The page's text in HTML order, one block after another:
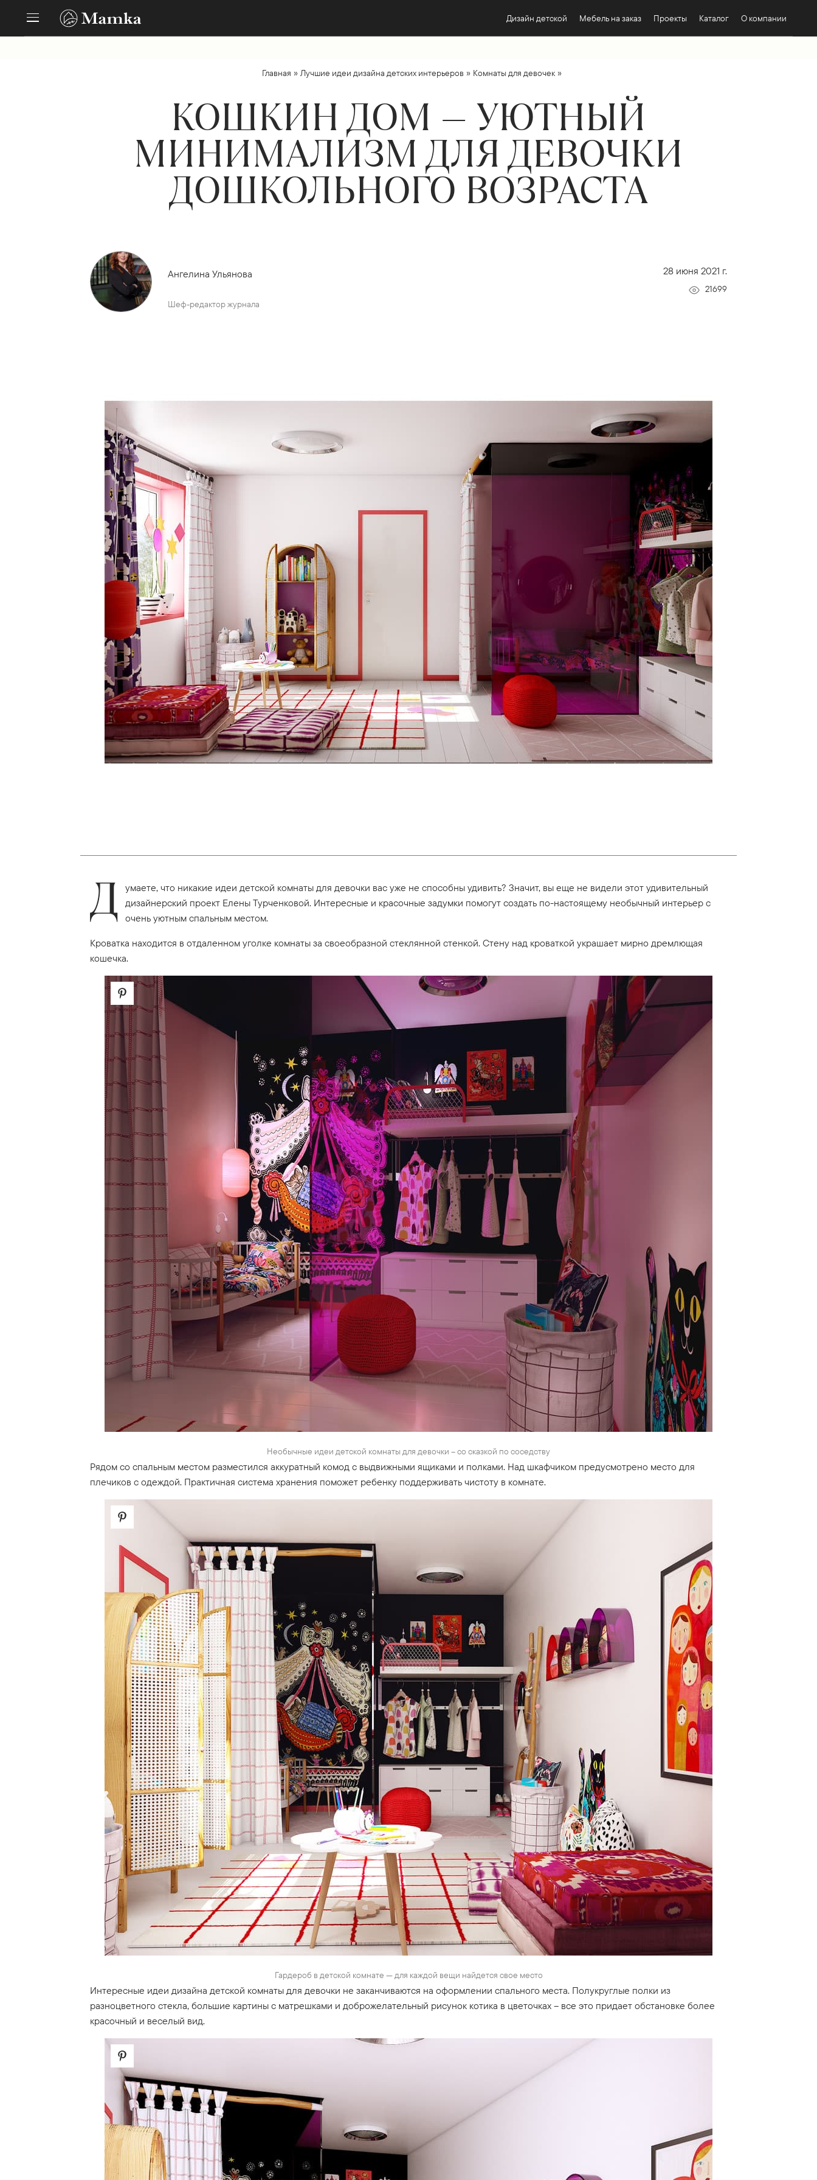
Дизайн детской Мебель на заказ Проекты Каталог О компании
Главная »Лучшие идеи дизайна детских интерьеров » Комнаты для девочек»
КОШКИН ДОМ — УЮТНЫЙ
МИНИМАЛИЗМ ДЛЯ ДЕВОЧКИ
ДОШКОЛЬНОГО ВОЗРАСТА
Ангелина Ульянова
Шеф-редактор журнала
28 июня 2021 г.
21699
Д умаете, что никакие идеи детской комнаты для девочки вас уже не способны удивить? Значит, вы еще не видели этот удивительный
дизайнерский проект Елены Турченковой. Интересные и красочные задумки помогут создать по-настоящему необычный интерьер с
очень уютным спальным местом.
Кроватка находится в отдаленном уголке комнаты за своеобразной стеклянной стенкой. Стену над кроваткой украшает мирно дремлющая
кошечка.
Необычные идеи детской комнаты для девочки – со сказкой по соседству
Рядом со спальным местом разместился аккуратный комод с выдвижными ящиками и полками. Над шкафчиком предусмотрено место для
плечиков с одеждой. Практичная система хранения поможет ребенку поддерживать чистоту в комнате.
Гардероб в детской комнате — для каждой вещи найдется свое место
Интересные идеи дизайна детской комнаты для девочки не заканчиваются на оформлении спального места. Полукруглые полки из
разноцветного стекла, большие картины с матрешками и доброжелательный рисунок котика в цветочках – все это придает обстановке более
красочный и веселый вид.